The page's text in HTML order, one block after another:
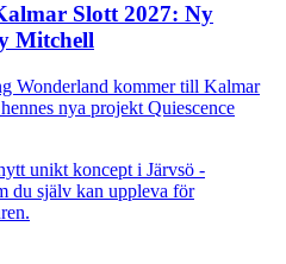
Slott 2027: Ny
Mitchell
Wonderland kommer till Kalmar
nya projekt Quiescence